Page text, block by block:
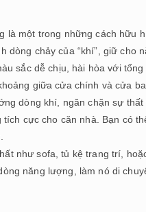
là một trong những cách hữu
dòng chảy của “khí”, giữ
sắc dễ chịu, hài hòa với tổng
giữa cửa chính và cửa
dòng khí, ngăn chặn sự
cực cho căn nhà. Bạn có
như sofa, tủ kệ trang trí,
năng lượng, làm nó di